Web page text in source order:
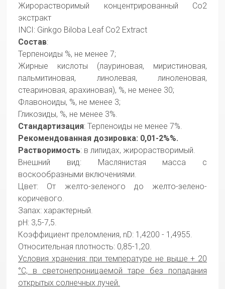
Жирорастворимый концентрированный Со2
экстракт
INCI: Ginkgo Biloba Leaf Со2 Extract
Состав:
Терпеноиды %, не менее 7;
Жирные кислоты (лауриновая, миристиновая,
пальмитиновая, линолевая, линоленовая,
стеариновая, арахиновая), %, не менее 30;
Флавоноиды, %, не менее 3;
Гликозиды, %, не менее 3%.
Стандартизация: Терпеноиды не менее 7%.
Рекомендованная дозировка: 0,01-2%%.
Растворимость: в липидах, жирорастворимый.
Внешний вид: Маслянистая масса с
воскообразными включениями.
Цвет: От желто-зеленого до желто-зелено-
коричевого.
Запах: характерный.
рН: 3,5-7,5.
Коэффициент преломления, nD: 1,4200 - 1,4955.
Относительная плотность: 0,85-1,20.
Условия хранения: при температуре не выше + 20
°С, в светонепроницаемой таре без попадания
открытых солнечных лучей.